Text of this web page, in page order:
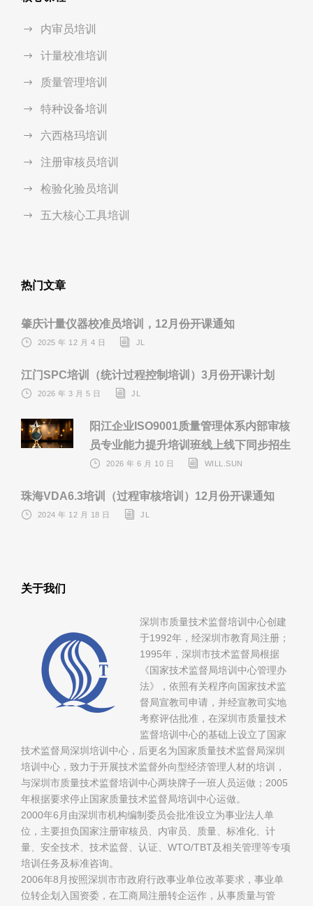
内审员培训
计量校准培训
质量管理培训
特种设备培训
六西格玛培训
注册审核员培训
检验化验员培训
五大核心工具培训
热门文章
肇庆计量仪器校准员培训，12月份开课通知
2025 年 12 月 4 日 JL
江门SPC培训（统计过程控制培训）3月份开课计划
2026 年 3 月 5 日 JL
阳江企业ISO9001质量管理体系内部审核
员专业能力提升培训班线上线下同步招生
2026 年 6 月 10 日 WILL.SUN
珠海VDA6.3培训（过程审核培训）12月份开课通知
2024 年 12 月 18 日 JL
关于我们
深圳市质量技术监督培训中心创建
于1992年，经深圳市教育局注册；
1995年，深圳市技术监督局根据
《国家技术监督局培训中心管理办
法》，依照有关程序向国家技术监
督局宣教司申请，并经宣教司实地
考察评估批准，在深圳市质量技术
监督培训中心的基础上设立了国家
技术监督局深圳培训中心，后更名为国家质量技术监督局深圳
培训中心，致力于开展技术监督外向型经济管理人材的培训，
与深圳市质量技术监督培训中心两块牌子一班人员运做；2005
年根据要求停止国家质量技术监督局培训中心运做。
2000年6月由深圳市机构编制委员会批准设立为事业法人单
位，主要担负国家注册审核员、内审员、质量、标准化、计
量、安全技术、技术监督、认证、WTO/TBT及相关管理等专项
培训任务及标准咨询。
2006年8月按照深圳市市政府行政事业单位改革要求，事业单
位转企划入国资委，在工商局注册转企运作，从事质量与管